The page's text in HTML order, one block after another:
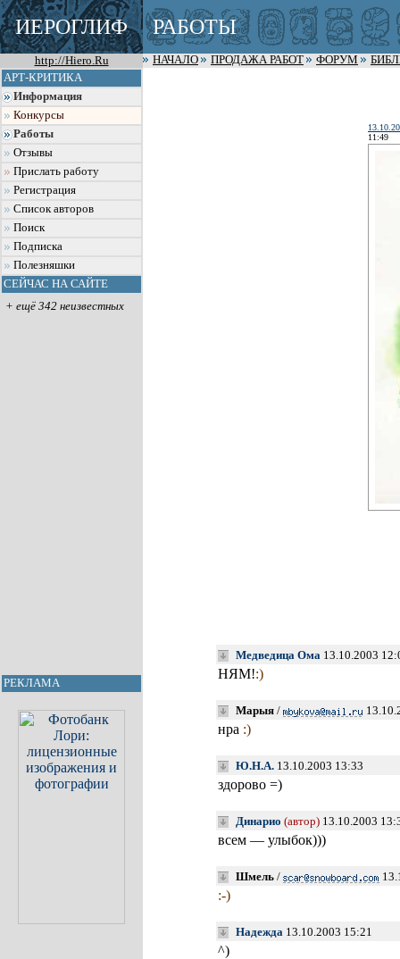
ИЕРОГЛИФ РАБОТЫ
http://Hiero.Ru НАЧАЛО ПРОДАЖА РАБОТ ФОРУМ
АРТ-КРИТИКА
Информация
Конкурсы
Работы
Отзывы
Прислать работу
Регистрация
Список авторов
Поиск
Подписка
Полезняшки
СЕЙЧАС НА САЙТЕ
+ ещё 342 неизвестных
РЕКЛАМА
11:49
Медведица Ома 13.10.2003
НЯМ!:)
Марыя /
нра :)
Ю.Н.А. 13.10.2003 13:33
здорово =)
Динарио (автор) 13.10.2003
всем — улыбок)))
Шмель /
:-)
Надежда 13.10.2003 15:21
^)